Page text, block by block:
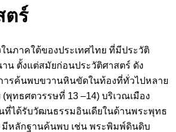
ตร์
นภาคใต้ของประเทศไทย ที่มีประวัติ
น ตั้งแต่สมัยก่อนประวัติศาสตร์ ดัง
ารค้นพบขวานหินขัดในท้องที่ทั่วไปหลาย
พุทธศตวรรษที่ 13 –14) บริเวณเมือง
ที่ได้รับวัฒนธรรมอินเดียในด้านพระพุทธ
หลักฐานค้นพบ เช่น พระพิมพ์ดินดิบ